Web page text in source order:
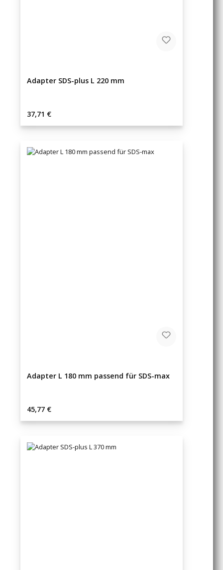
Adapter SDS-plus L 220 mm
Regulärer Preis:
37,71 €
Adapter L 180 mm passend für SDS-max
Regulärer Preis:
45,77 €